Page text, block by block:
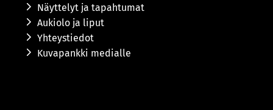
Näyttelyt ja tapahtumat
Aukiolo ja liput
Yhteystiedot
Kuvapankki medialle